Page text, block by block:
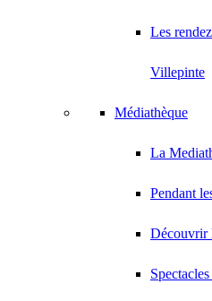
Les
Villepinte
Médiathèque
La
Pendant
Découvrir